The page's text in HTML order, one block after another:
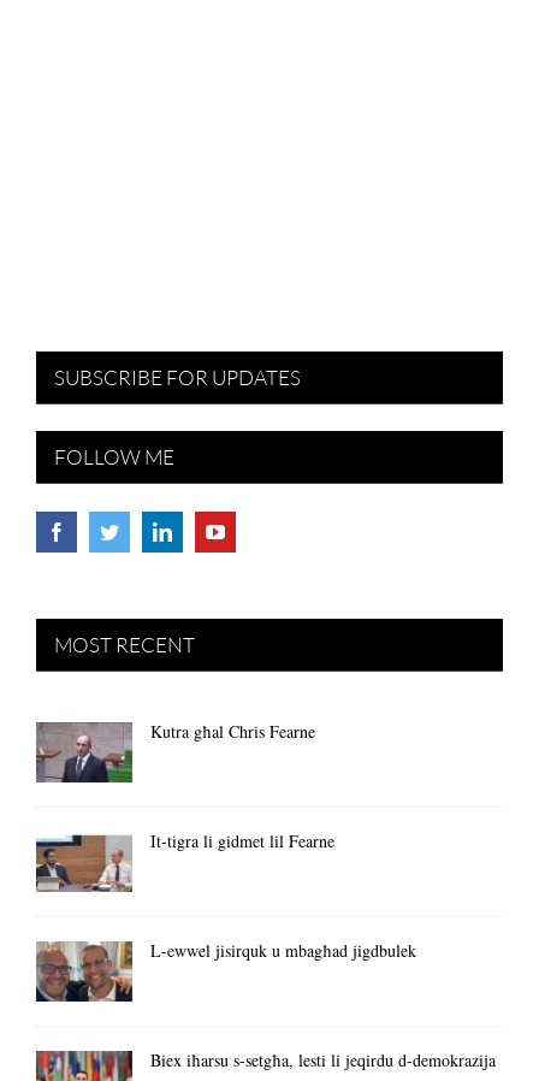
SUBSCRIBE FOR UPDATES
FOLLOW ME
MOST RECENT
Kutra għal Chris Fearne
It-tigra li gidmet lil Fearne
L-ewwel jisirquk u mbagħad jigdbulek
Biex iħarsu s-setgħa, lesti li jeqirdu d-demokrazija